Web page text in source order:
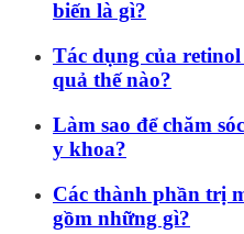
biến là gì?
Tác dụng của
quả thế nào?
Làm sao để chăm
y khoa?
Các thành phần trị
gồm những gì?